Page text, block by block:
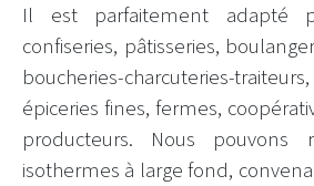
Il est parfaitement adapté
confiseries, pâtisseries,
boucheries-charcuteries-
épiceries fines, fermes,
producteurs. Nous pouvons
isothermes à large fond,